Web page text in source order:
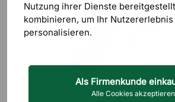
Nutzung ihrer Dienste
kombinieren, um Ihr Nutzererlebnis
personalisieren.
Als Firmenkunde
Alle Cookies akzeptieren